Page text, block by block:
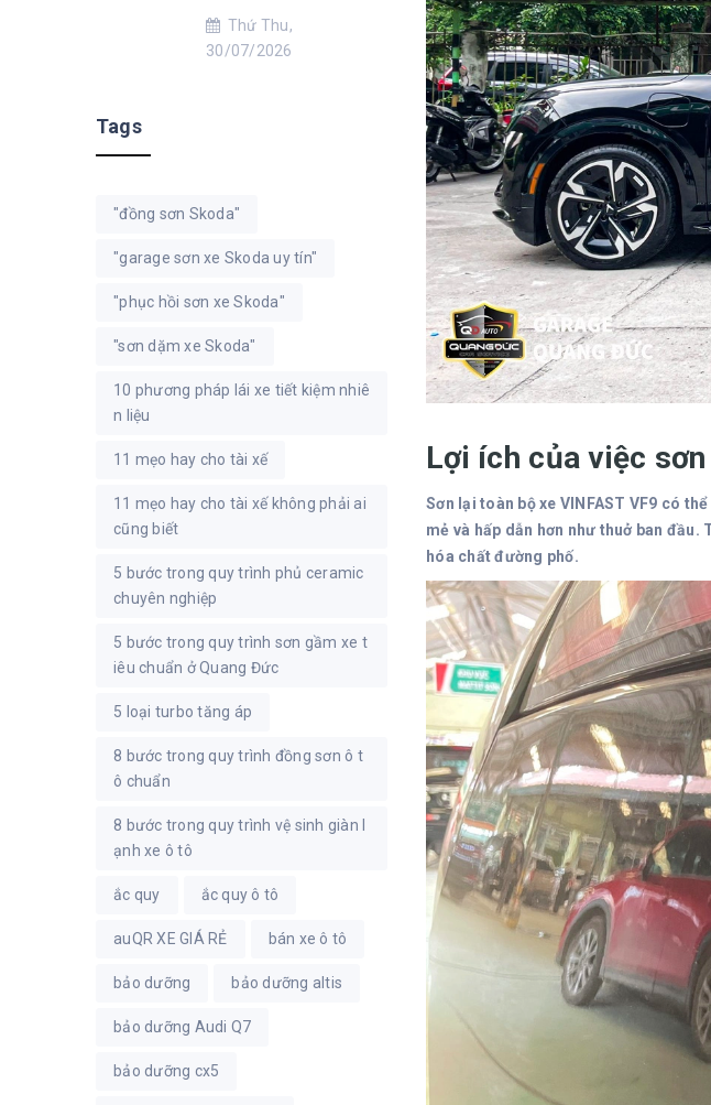
Lợi ích của việc
Sơn lại toàn bộ xe VINFAST VF9 có
mẻ và hấp dẫn hơn như thuở ban
hóa chất đường phố.
Thứ Thu,
30/07/2026
Tags
"đồng sơn Skoda"
"garage sơn xe Skoda uy tín"
"phục hồi sơn xe Skoda"
"sơn dặm xe Skoda"
10 phương pháp lái xe tiết kiệm nhiê
n liệu
11 mẹo hay cho tài xế
11 mẹo hay cho tài xế không phải ai
cũng biết
5 bước trong quy trình phủ ceramic
chuyên nghiệp
5 bước trong quy trình sơn gầm xe t
iêu chuẩn ở Quang Đức
5 loại turbo tăng áp
8 bước trong quy trình đồng sơn ô t
ô chuẩn
8 bước trong quy trình vệ sinh giàn l
ạnh xe ô tô
ắc quy ắc quy ô tô
auQR XE GIÁ RẺ bán xe ô tô
bảo dưỡng bảo dưỡng altis
bảo dưỡng Audi Q7
bảo dưỡng cx5